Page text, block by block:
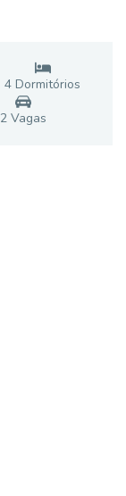
4 Dormitórios
2Vagas